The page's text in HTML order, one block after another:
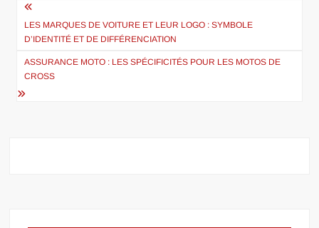
Navigation
de
l’article
LES MARQUES DE VOITURE ET LEUR LOGO : SYMBOLE
D’IDENTITÉ ET DE DIFFÉRENCIATION
ASSURANCE MOTO : LES SPÉCIFICITÉS POUR LES MOTOS DE
CROSS